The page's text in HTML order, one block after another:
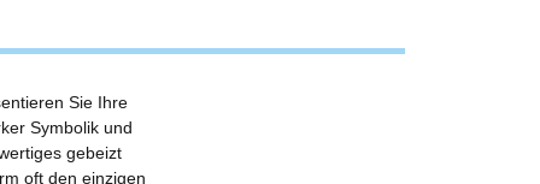
Sie Ihre
Symbolik und
gebeizt
oft den einzigen